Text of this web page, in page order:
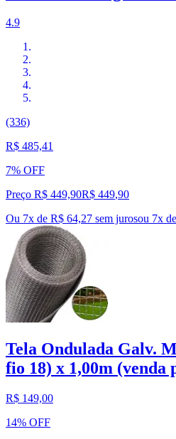
4.9
(336)
R$ 485,41
7% OFF
Preço R$ 449,90R$ 449,90
Ou 7x de R$ 64,27 sem jurosou 7x de
Tela Ondulada Galv.
fio 18) x 1,00m (venda
R$ 149,00
14% OFF